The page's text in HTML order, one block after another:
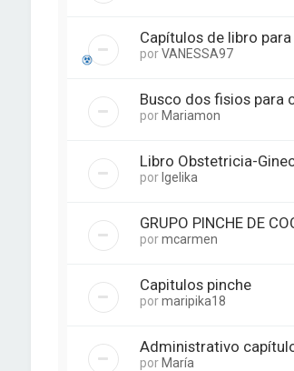
Capítulos de libro para
porVANESSA97
Busco dos fisios para
por Mariamon
Libro Obstetricia-
por Igelika
GRUPO PINCHE DE
pormcarmen
Capitulos pinche
pormaripika18
Administrativo
por María